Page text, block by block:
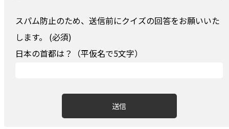
スパム防止のため、送信前にクイズの回答をお願いいた
します。 (必須)
日本の首都は？（平仮名で5文字）